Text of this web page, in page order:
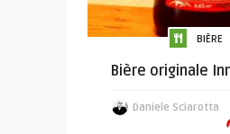
BIÈRE
Bière originale
Daniele Sciarotta